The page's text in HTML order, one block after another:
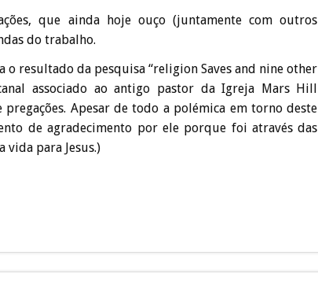
que ainda hoje ouço (juntamente com outros
do trabalho.
resultado da pesquisa “religion Saves and nine other
associado ao antigo pastor da Igreja Mars Hill
Apesar de todo a polémica em torno deste
de agradecimento por ele porque foi através das
vida para Jesus.)